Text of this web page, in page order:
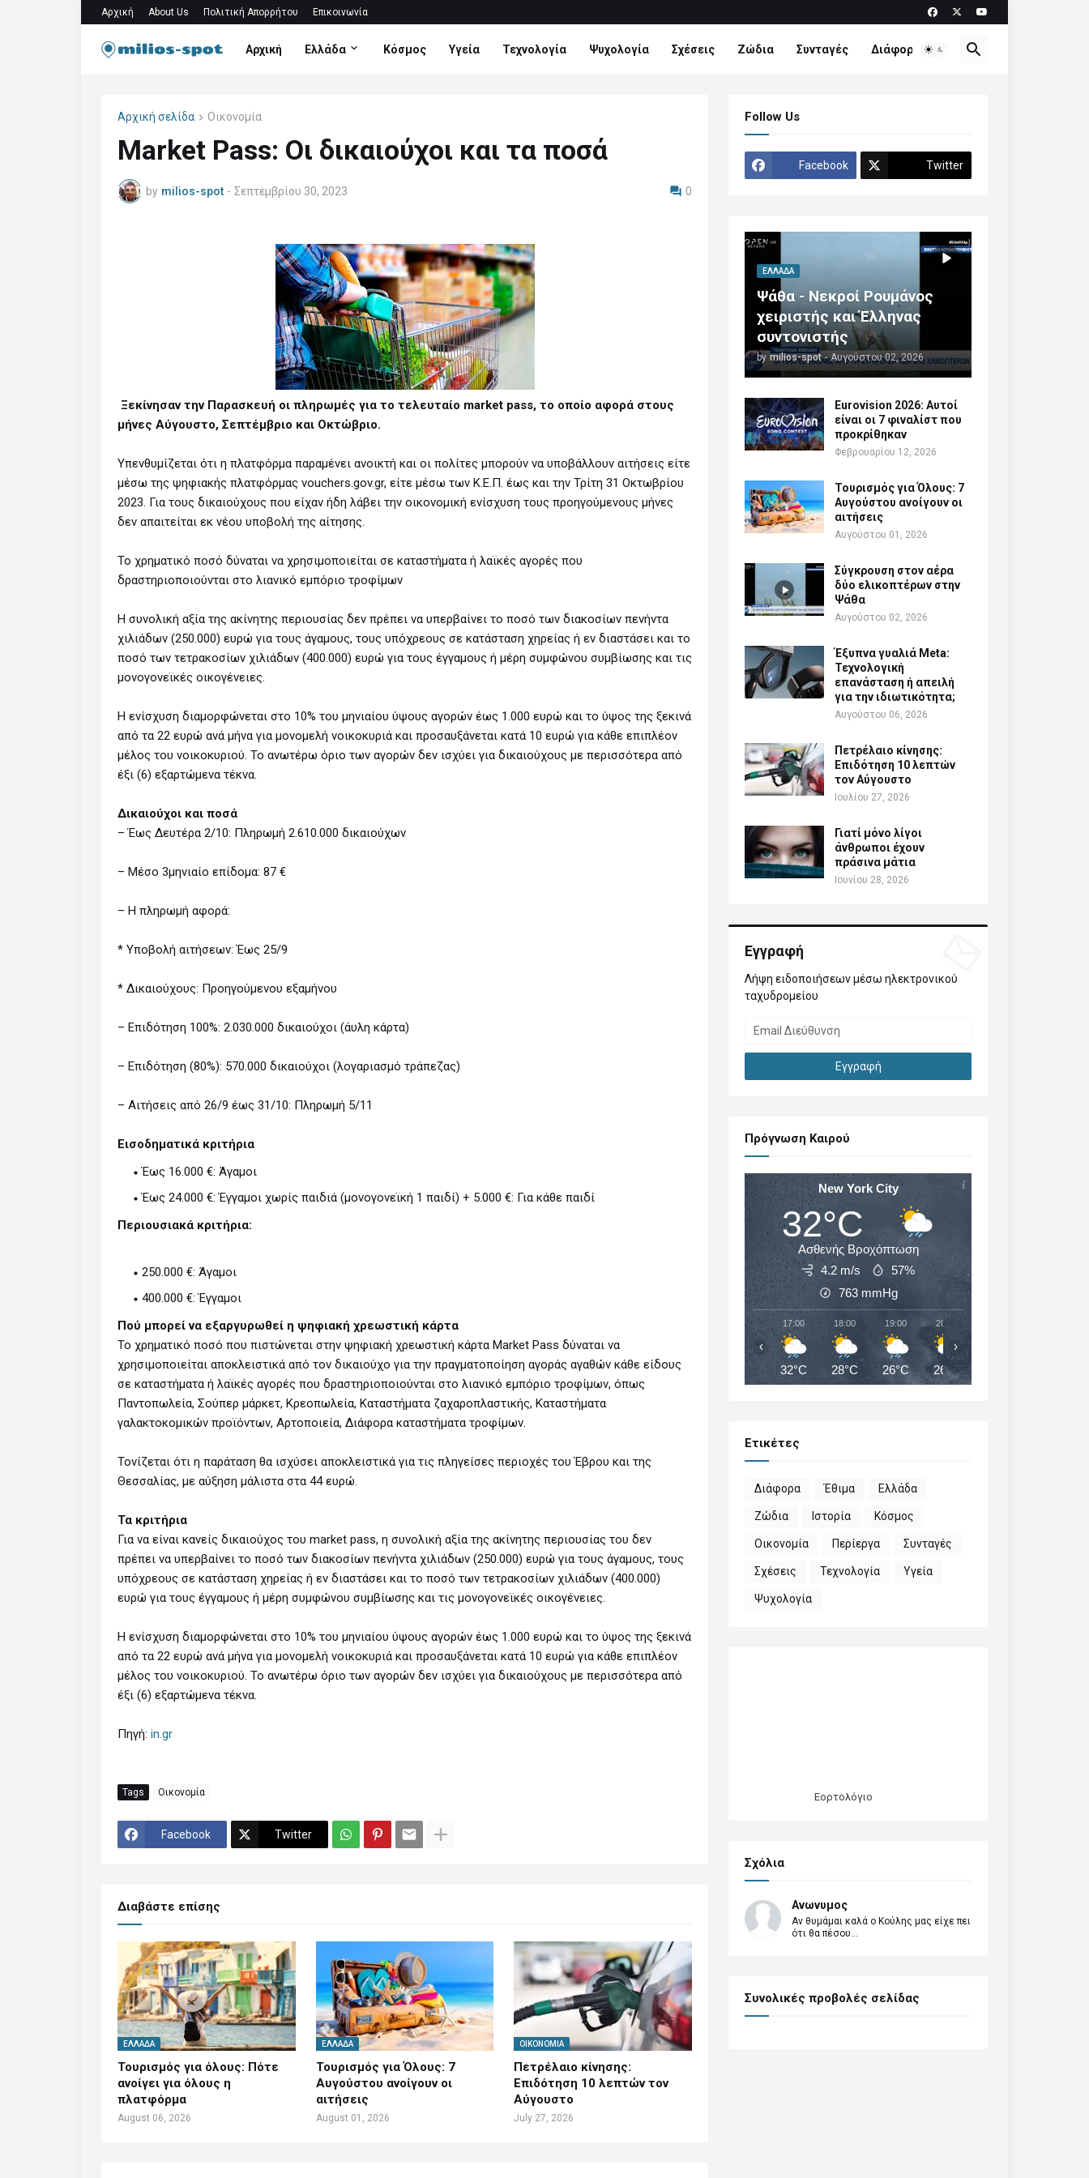
Αρχική About Us Πολιτική Απορρήτου Επικοινωνία
Αρχική Ελλάδα Κόσμος Υγεία Τεχνολογία Ψυχολογία Σχέσεις Ζώδια Συνταγές Διάφορα
Αρχική σελίδα Οικονομία
Market Pass: Οι δικαιούχοι και τα ποσά
by milios-spot - Σεπτεμβρίου 30, 2023 0
Ξεκίνησαν την Παρασκευή οι πληρωμές για το τελευταίο market pass, το οποίο αφορά στους
μήνες Αύγουστο, Σεπτέμβριο και Οκτώβριο.
Υπενθυμίζεται ότι η πλατφόρμα παραμένει ανοικτή και οι πολίτες μπορούν να υποβάλλουν αιτήσεις είτε
μέσω της ψηφιακής πλατφόρμας vouchers.gov.gr, είτε μέσω των Κ.Ε.Π. έως και την Τρίτη 31 Οκτωβρίου
2023. Για τους δικαιούχους που είχαν ήδη λάβει την οικονομική ενίσχυση τους προηγούμενους μήνες
δεν απαιτείται εκ νέου υποβολή της αίτησης.
Το χρηματικό ποσό δύναται να χρησιμοποιείται σε καταστήματα ή λαϊκές αγορές που
δραστηριοποιούνται στο λιανικό εμπόριο τροφίμων
Η συνολική αξία της ακίνητης περιουσίας δεν πρέπει να υπερβαίνει το ποσό των διακοσίων πενήντα
χιλιάδων (250.000) ευρώ για τους άγαμους, τους υπόχρεους σε κατάσταση χηρείας ή εν διαστάσει και το
ποσό των τετρακοσίων χιλιάδων (400.000) ευρώ για τους έγγαμους ή μέρη συμφώνου συμβίωσης και τις
μονογονεϊκές οικογένειες.
Η ενίσχυση διαμορφώνεται στο 10% του μηνιαίου ύψους αγορών έως 1.000 ευρώ και το ύψος της ξεκινά
από τα 22 ευρώ ανά μήνα για μονομελή νοικοκυριά και προσαυξάνεται κατά 10 ευρώ για κάθε επιπλέον
μέλος του νοικοκυριού. Το ανωτέρω όριο των αγορών δεν ισχύει για δικαιούχους με περισσότερα από
έξι (6) εξαρτώμενα τέκνα.
Δικαιούχοι και ποσά
– Έως Δευτέρα 2/10: Πληρωμή 2.610.000 δικαιούχων
– Μέσο 3μηνιαίο επίδομα: 87 €
– Η πληρωμή αφορά:
* Υποβολή αιτήσεων: Έως 25/9
* Δικαιούχους: Προηγούμενου εξαμήνου
– Επιδότηση 100%: 2.030.000 δικαιούχοι (άυλη κάρτα)
– Επιδότηση (80%): 570.000 δικαιούχοι (λογαριασμό τράπεζας)
– Αιτήσεις από 26/9 έως 31/10: Πληρωμή 5/11
Εισοδηματικά κριτήρια
Έως 16.000 €: Άγαμοι
Έως 24.000 €: Έγγαμοι χωρίς παιδιά (μονογονεϊκή 1 παιδί) + 5.000 €: Για κάθε παιδί
Περιουσιακά κριτήρια:
250.000 €: Άγαμοι
400.000 €: Έγγαμοι
Πού μπορεί να εξαργυρωθεί η ψηφιακή χρεωστική κάρτα
Το χρηματικό ποσό που πιστώνεται στην ψηφιακή χρεωστική κάρτα Market Pass δύναται να
χρησιμοποιείται αποκλειστικά από τον δικαιούχο για την πραγματοποίηση αγοράς αγαθών κάθε είδους
σε καταστήματα ή λαϊκές αγορές που δραστηριοποιούνται στο λιανικό εμπόριο τροφίμων, όπως
Παντοπωλεία, Σούπερ μάρκετ, Κρεοπωλεία, Καταστήματα ζαχαροπλαστικής, Καταστήματα
γαλακτοκομικών προϊόντων, Αρτοποιεία, Διάφορα καταστήματα τροφίμων.
Τονίζεται ότι η παράταση θα ισχύσει αποκλειστικά για τις πληγείσες περιοχές του Έβρου και της
Θεσσαλίας, με αύξηση μάλιστα στα 44 ευρώ.
Τα κριτήρια
Για να είναι κανείς δικαιούχος του market pass, η συνολική αξία της ακίνητης περιουσίας του δεν
πρέπει να υπερβαίνει το ποσό των διακοσίων πενήντα χιλιάδων (250.000) ευρώ για τους άγαμους, τους
υπόχρεους σε κατάσταση χηρείας ή εν διαστάσει και το ποσό των τετρακοσίων χιλιάδων (400.000)
ευρώ για τους έγγαμους ή μέρη συμφώνου συμβίωσης και τις μονογονεϊκές οικογένειες.
Η ενίσχυση διαμορφώνεται στο 10% του μηνιαίου ύψους αγορών έως 1.000 ευρώ και το ύψος της ξεκινά
από τα 22 ευρώ ανά μήνα για μονομελή νοικοκυριά και προσαυξάνεται κατά 10 ευρώ για κάθε επιπλέον
μέλος του νοικοκυριού. Το ανωτέρω όριο των αγορών δεν ισχύει για δικαιούχους με περισσότερα από
έξι (6) εξαρτώμενα τέκνα.
Πηγή: in.gr
Tags Οικονομία
Facebook Twitter
Διαβάστε επίσης
ΕΛΛΆΔΑ
Τουρισμός για όλους: Πότε
ανοίγει για όλους η
πλατφόρμα
August 06, 2026
ΕΛΛΆΔΑ
Τουρισμός για Όλους: 7
Αυγούστου ανοίγουν οι
αιτήσεις
August 01, 2026
ΟΙΚΟΝΟΜΊΑ
Πετρέλαιο κίνησης:
Επιδότηση 10 λεπτών τον
Αύγουστο
July 27, 2026
Follow Us
Facebook Twitter
ΕΛΛΆΔΑ
Ψάθα - Νεκροί Ρουμάνος
χειριστής και Έλληνας
συντονιστής
by milios-spot - Αυγούστου 02, 2026
Eurovision 2026: Αυτοί
είναι οι 7 φιναλίστ που
προκρίθηκαν
Φεβρουαρίου 12, 2026
Τουρισμός για Όλους: 7
Αυγούστου ανοίγουν οι
αιτήσεις
Αυγούστου 01, 2026
Σύγκρουση στον αέρα
δύο ελικοπτέρων στην
Ψάθα
Αυγούστου 02, 2026
Έξυπνα γυαλιά Meta:
Τεχνολογική
επανάσταση ή απειλή
για την ιδιωτικότητα;
Αυγούστου 06, 2026
Πετρέλαιο κίνησης:
Επιδότηση 10 λεπτών
τον Αύγουστο
Ιουλίου 27, 2026
Γιατί μόνο λίγοι
άνθρωποι έχουν
πράσινα μάτια
Ιουνίου 28, 2026
Εγγραφή
Λήψη ειδοποιήσεων μέσω ηλεκτρονικού
ταχυδρομείου
Πρόγνωση Καιρού
New York City
32°C
Ασθενής Βροχόπτωση
4.2 m/s
57%
763 mmHg
17:00
32°C
18:00
28°C
19:00
26°C
20:00
26°C
‹ ›
Ετικέτες
Διάφορα Έθιμα Ελλάδα
Ζώδια Ιστορία Κόσμος
Οικονομία Περίεργα Συνταγές
Σχέσεις Τεχνολογία Υγεία
Ψυχολογία
Εορτολόγιο
Σχόλια
Ανωνυμος
Αν θυμάμαι καλά ο Κούλης μας είχε πει
ότι θα πέσου...
Συνολικές προβολές σελίδας